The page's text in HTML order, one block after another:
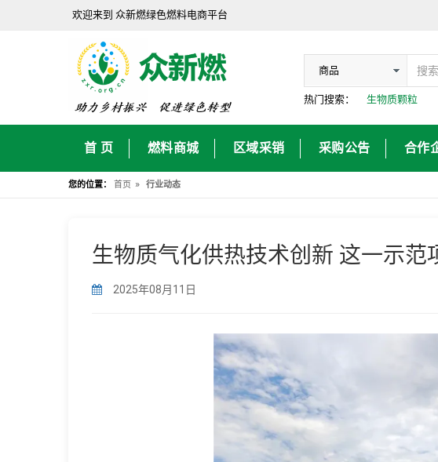
欢迎来到 众新燃绿色燃料电商平台
热门搜索： 生物质颗粒
首 页 燃料商城 区域采销 采购公告 合作
您的位置： 首页 » 行业动态
生物质气化供热技术创新 这一示范
2025年08月11日